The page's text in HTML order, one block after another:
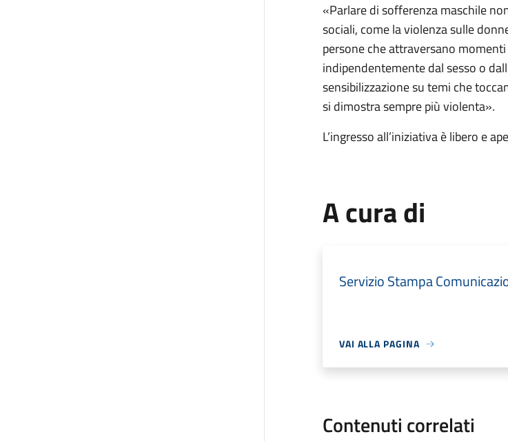
«Parlare di sofferenza maschile
sociali, come la violenza sulle
persone che attraversano
indipendentemente dal sesso o
sensibilizzazione su temi che
si dimostra sempre più violenta».
L’ingresso all’iniziativa è libero e
A cura di
Servizio Stampa
VAI ALLA PAGINA
Contenuti correlati